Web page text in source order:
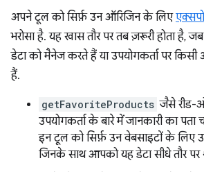
अपने टूल को सिर्फ़ उन ऑरिजिन के लिए
भरोसा है. यह खास तौर पर तब ज़रूरी होता है,
डेटा को मैनेज करते हैं या उपयोगकर्ता पर
हैं.
getFavoriteProducts जैसे रीड-
उपयोगकर्ता के बारे में जानकारी का
इन टूल को सिर्फ़ उन वेबसाइटों के लिए
जिनके साथ आपको यह डेटा सीधे तौर पर